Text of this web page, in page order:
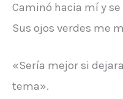
Caminó hacia mí y
Sus ojos verdes me
«Sería mejor si
tema».